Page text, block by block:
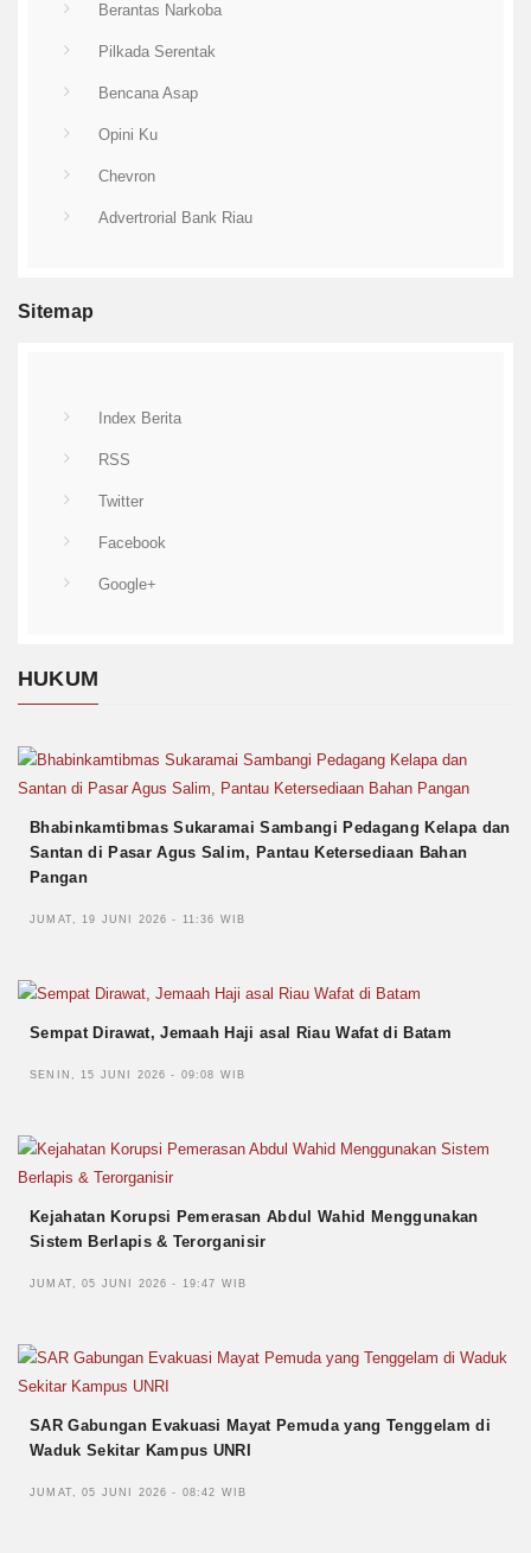
Berantas Narkoba
Pilkada Serentak
Bencana Asap
Opini Ku
Chevron
Advertrorial Bank Riau
Sitemap
Index Berita
RSS
Twitter
Facebook
Google+
HUKUM
Bhabinkamtibmas Sukaramai Sambangi Pedagang Kelapa dan
Santan di Pasar Agus Salim, Pantau Ketersediaan Bahan
Pangan
JUMAT, 19 JUNI 2026 - 11:36 WIB
Sempat Dirawat, Jemaah Haji asal Riau Wafat di Batam
SENIN, 15 JUNI 2026 - 09:08 WIB
Kejahatan Korupsi Pemerasan Abdul Wahid Menggunakan
Sistem Berlapis & Terorganisir
JUMAT, 05 JUNI 2026 - 19:47 WIB
SAR Gabungan Evakuasi Mayat Pemuda yang Tenggelam di
Waduk Sekitar Kampus UNRI
JUMAT, 05 JUNI 2026 - 08:42 WIB